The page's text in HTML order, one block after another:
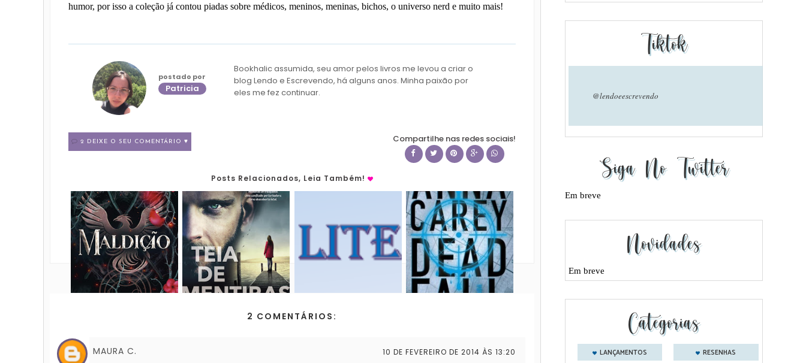
humor, por isso a coleção já contou piadas sobre médicos, meninos, meninas, bichos, o universo nerd e muito mais!
postado por
Patricia
Bookhalic assumida, seu amor pelos livros me levou a criar o
blog Lendo e Escrevendo, há alguns anos. Minha paixão por
eles me fez continuar.
2 DEIXE O SEU COMENTÁRIO ♥ Compartilhe nas redes sociais!
Posts Relacionados, Leia Também!
2 COMENTÁRIOS:
MAURA C. 10 DE FEVEREIRO DE 2014 ÀS 13:20
Tiktok
@lendoeescrevendo
Siga No Twitter
Em breve
Novidades
Em breve
Categorias
LANÇAMENTOS RESENHAS